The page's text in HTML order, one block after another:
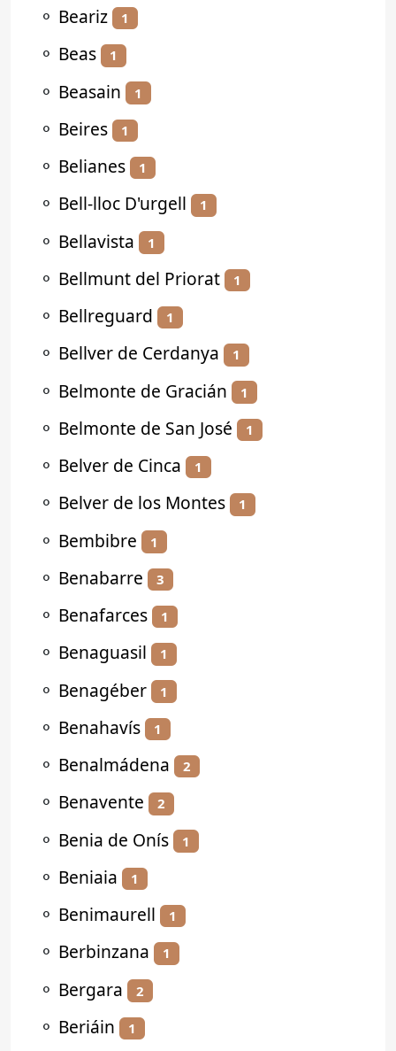
⚬ Beariz 1
⚬ Beas 1
⚬ Beasain 1
⚬ Beires 1
⚬ Belianes 1
⚬ Bell-lloc D'urgell 1
⚬ Bellavista 1
⚬ Bellmunt del Priorat 1
⚬ Bellreguard 1
⚬ Bellver de Cerdanya 1
⚬ Belmonte de Gracián 1
⚬ Belmonte de San José 1
⚬ Belver de Cinca 1
⚬ Belver de los Montes 1
⚬ Bembibre 1
⚬ Benabarre 3
⚬ Benafarces 1
⚬ Benaguasil 1
⚬ Benagéber 1
⚬ Benahavís 1
⚬ Benalmádena 2
⚬ Benavente 2
⚬ Benia de Onís 1
⚬ Beniaia 1
⚬ Benimaurell 1
⚬ Berbinzana 1
⚬ Bergara 2
⚬ Beriáin 1